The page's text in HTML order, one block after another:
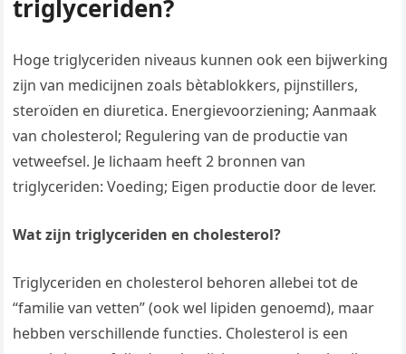
triglyceriden?
Hoge triglyceriden niveaus kunnen ook een bijwerking
zijn van medicijnen zoals bètablokkers, pijnstillers,
steroïden en diuretica. Energievoorziening; Aanmaak
van cholesterol; Regulering van de productie van
vetweefsel. Je lichaam heeft 2 bronnen van
triglyceriden: Voeding; Eigen productie door de lever.
Wat zijn triglyceriden en cholesterol?
Triglyceriden en cholesterol behoren allebei tot de
“familie van vetten” (ook wel lipiden genoemd), maar
hebben verschillende functies. Cholesterol is een